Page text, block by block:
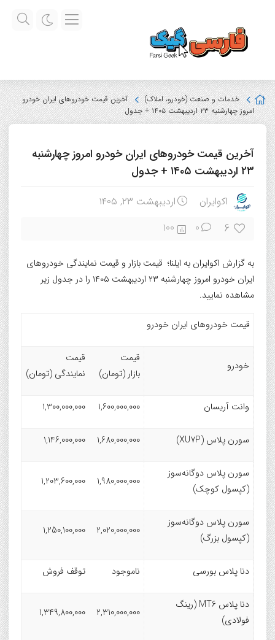
خدمات و صنعت (خودرو، املاک)
آخرین قیمت خودرو‌های ایران خودرو
امروز چهارشنبه ۲۳ اردیبهشت ۱۴۰۵ + جدول
آخرین قیمت خودرو‌های ایران خودرو امروز چهارشنبه
۲۳ اردیبهشت ۱۴۰۵ + جدول
اکوایران اردیبهشت ۲۳, ۱۴۰۵
6
0
100
به گزارش اکوایران به ایلنا؛ قیمت بازار و قیمت نمایندگی خودرو‌های
ایران خودرو امروز چهارشنبه ۲۳ اردیبهشت ۱۴۰۵ را در جدول زیر
مشاهده نمایید.
قیمت خودروهای ایران خودرو
خودرو
قیمت
بازار (تومان)
قیمت
نمایندگی (تومان)
وانت آریسان 1,600,000,000
1,300,000,000
سورن پلاس (XU7P) 1,680,000,000
1,146,000,000
سورن پلاس دوگانه‌سوز
(کپسول کوچک)
1,980,000,000
1,203,600,000
سورن پلاس دوگانه‌سوز
(کپسول بزرگ)
2,020,000,000
1,250,100,000
دنا پلاس بورسی ناموجود توقف فروش
دنا پلاس MT6 (رینگ
فولادی)
2,310,000,000
1,349,800,000